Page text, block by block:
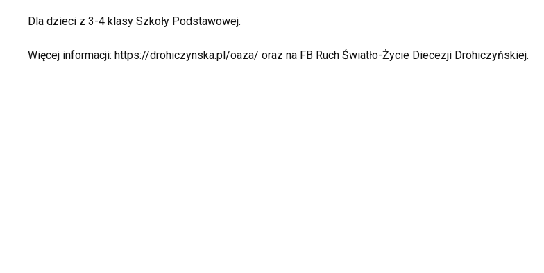
Dla dzieci z 3-4 klasy Szkoły Podstawowej.
Więcej informacji: https://drohiczynska.pl/oaza/ oraz na FB Ruch Światło-Życie Diecezji Drohiczyńskiej.